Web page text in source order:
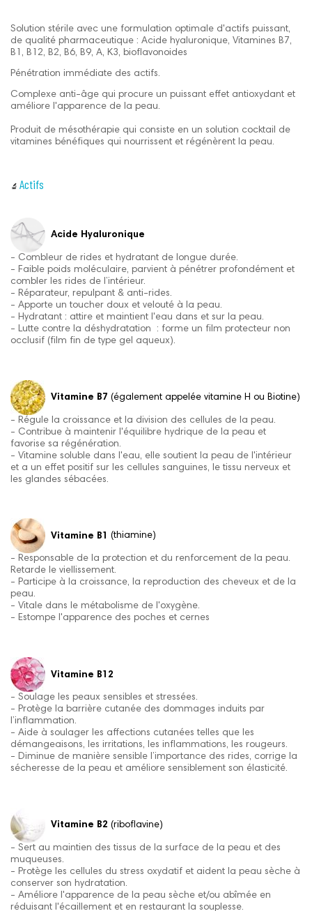
Solution stérile avec une formulation optimale d'actifs puissant,
de qualité pharmaceutique : Acide hyaluronique, Vitamines B7,
B1, B12, B2, B6, B9, A, K3, bioflavonoides
Pénétration immédiate des actifs.
Complexe anti-âge qui procure un puissant effet antioxydant et
améliore l'apparence de la peau.
Produit de mésothérapie qui consiste en un solution cocktail de
vitamines bénéfiques qui nourrissent et régénèrent la peau.
🔬 Actifs
Acide Hyaluronique
- Combleur de rides et hydratant de longue durée.
- Faible poids moléculaire, parvient à pénétrer profondément et
combler les rides de l’intérieur.
- Réparateur, repulpant & anti-rides.
- Apporte un toucher doux et velouté à la peau.
- Hydratant : attire et maintient l'eau dans et sur la peau.
- Lutte contre la déshydratation : forme un film protecteur non
occlusif (film fin de type gel aqueux).
Vitamine B7 (également appelée vitamine H ou Biotine)
- Régule la croissance et la division des cellules de la peau.
- Contribue à maintenir l'équilibre hydrique de la peau et
favorise sa régénération.
- Vitamine soluble dans l'eau, elle soutient la peau de l'intérieur
et a un effet positif sur les cellules sanguines, le tissu nerveux et
les glandes sébacées.
Vitamine B1 (thiamine)
- Responsable de la protection et du renforcement de la peau.
Retarde le viellissement.
- Participe à la croissance, la reproduction des cheveux et de la
peau.
- Vitale dans le métabolisme de l'oxygène.
- Estompe l'apparence des poches et cernes
Vitamine B12
- Soulage les peaux sensibles et stressées.
- Protège la barrière cutanée des dommages induits par
l’inflammation.
- Aide à soulager les affections cutanées telles que les
démangeaisons, les irritations, les inflammations, les rougeurs.
- Diminue de manière sensible l’importance des rides, corrige la
sécheresse de la peau et améliore sensiblement son élasticité.
Vitamine B2 (riboflavine)
- Sert au maintien des tissus de la surface de la peau et des
muqueuses.
- Protège les cellules du stress oxydatif et aident la peau sèche à
conserver son hydratation.
- Améliore l'apparence de la peau sèche et/ou abîmée en
réduisant l'écaillement et en restaurant la souplesse.